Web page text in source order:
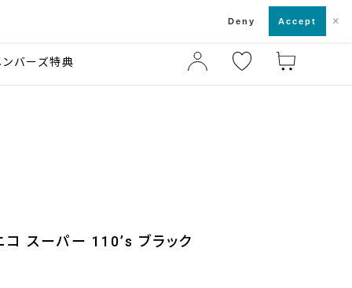
ンバーズ特典
コ スーパー 110’s ブラック
Deny Accept ×